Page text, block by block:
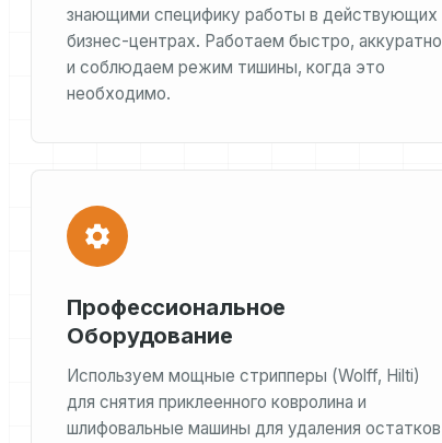
знающими специфику работы в действующих
бизнес-центрах. Работаем быстро, аккуратно
и соблюдаем режим тишины, когда это
необходимо.
Профессиональное
Оборудование
Используем мощные стрипперы (Wolff, Hilti)
для снятия приклеенного ковролина и
шлифовальные машины для удаления остатков